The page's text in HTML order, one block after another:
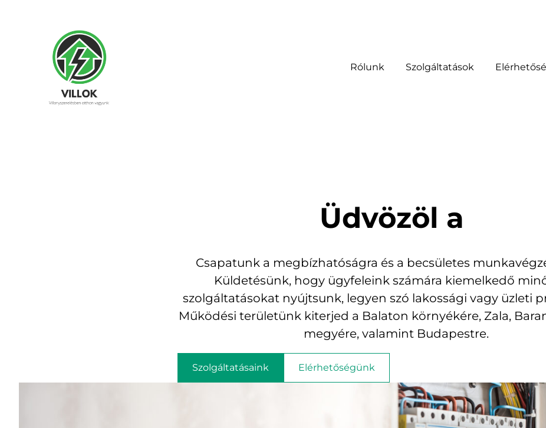
Rólunk Szolgáltatások
Üdvözöl a
Csapatunk a megbízhatóságra és a becsületes
Küldetésünk, hogy ügyfeleink számára kiemelkedő
szolgáltatásokat nyújtsunk, legyen szó lakossági vagy üzleti
Működési területünk kiterjed a Balaton környékére, Zala,
megyére, valamint Budapestre.
Szolgáltatásaink Elérhetőségünk